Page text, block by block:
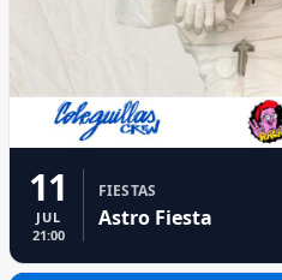
11
JUL
21:00
FIESTAS
Astro Fiesta